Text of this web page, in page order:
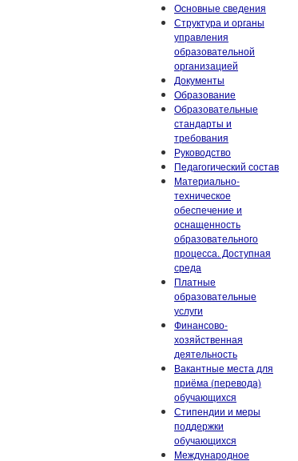
Основные сведения
Структура и органы
управления
образовательной
организацией
Документы
Образование
Образовательные
стандарты и
требования
Руководство
Педагогический состав
Материально-
техническое
обеспечение и
оснащенность
образовательного
процесса. Доступная
среда
Платные
образовательные
услуги
Финансово-
хозяйственная
деятельность
Вакантные места для
приёма (перевода)
обучающихся
Стипендии и меры
поддержки
обучающихся
Международное